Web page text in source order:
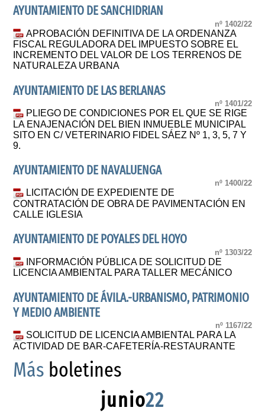
AYUNTAMIENTO DE SANCHIDRIAN
nº 1402/22
APROBACIÓN DEFINITIVA DE LA ORDENANZA
FISCAL REGULADORA DEL IMPUESTO SOBRE EL
INCREMENTO DEL VALOR DE LOS TERRENOS DE
NATURALEZA URBANA
AYUNTAMIENTO DE LAS BERLANAS
nº 1401/22
PLIEGO DE CONDICIONES POR EL QUE SE RIGE
LA ENAJENACIÓN DEL BIEN INMUEBLE MUNICIPAL
SITO EN C/ VETERINARIO FIDEL SÁEZ Nº 1, 3, 5, 7 Y
9.
AYUNTAMIENTO DE NAVALUENGA
nº 1400/22
LICITACIÓN DE EXPEDIENTE DE
CONTRATACIÓN DE OBRA DE PAVIMENTACIÓN EN
CALLE IGLESIA
AYUNTAMIENTO DE POYALES DEL HOYO
nº 1303/22
INFORMACIÓN PÚBLICA DE SOLICITUD DE
LICENCIA AMBIENTAL PARA TALLER MECÁNICO
AYUNTAMIENTO DE ÁVILA.-URBANISMO, PATRIMONIO
Y MEDIO AMBIENTE
nº 1167/22
SOLICITUD DE LICENCIA AMBIENTAL PARA LA
ACTIVIDAD DE BAR-CAFETERÍA-RESTAURANTE
Más boletines
junio22